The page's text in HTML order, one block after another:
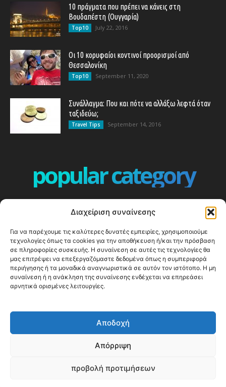
Διαχείριση συναίνεσης
Για να παρέχουμε τις καλύτερες δυνατές εμπειρίες, χρησιμοποιούμε
τεχνολογίες όπως τα cookies για την αποθήκευση ή/και την πρόσβαση
σε πληροφορίες συσκευής. Η συναίνεση σε αυτές τις τεχνολογίες θα
μας επιτρέψει να επεξεργαζόμαστε δεδομένα όπως η συμπεριφορά
περιήγησης ή τα μοναδικά αναγνωριστικά σε αυτόν τον ιστότοπο. Η μη
συναίνεση ή η ανάκληση της συναίνεσης ενδέχεται να επηρεάσει
αρνητικά ορισμένες λειτουργίες.
Αποδοχή
Απόρριψη
προβολή προτιμήσεων
10 πράγματα που πρέπει να κάνεις στη
Βουδαπέστη (Ουγγαρία)
Top10 July 22, 2016
Οι 10 κορυφαίοι κοντινοί προορισμοί από
Θεσσαλονίκη
Top10 September 11, 2020
Συνάλλαγμα: Που και πότε να αλλάξω λεφτά όταν
ταξιδεύω;
Travel Tips September 14, 2016
popular category
359
ΕΥΡΩΠΗ
332
ΚΟΣΜΟΣ - WORLD
328
Top10
303
Cool spots
ΝΗΣΙΑ
243
© Happy Traveller 2014-2025